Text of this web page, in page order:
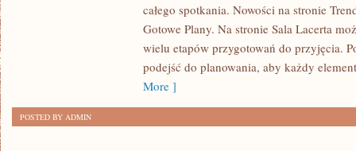
OKOLICZNOŚCIOWEcałego spotkania. Nowości na stronie
Gotowe Plany. Na stronie Sala Lacerta
wielu etapów przygotowań do przyjęcia.
podejść do planowania, aby każdy
More ]
POSTED BY ADMIN